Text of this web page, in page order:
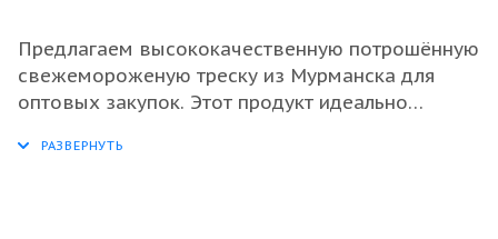
Предлагаем высококачественную потрошённую
свежемороженую треску из Мурманска для
оптовых закупок. Этот продукт идеально
магазинов и перерабатывающих предприятий.